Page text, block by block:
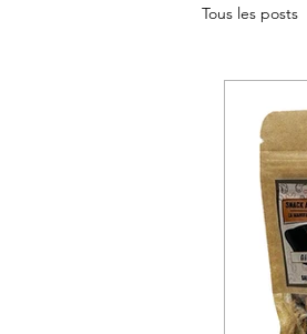
Tous les posts